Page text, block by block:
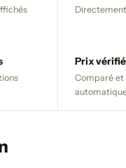
Prix
Comparé et